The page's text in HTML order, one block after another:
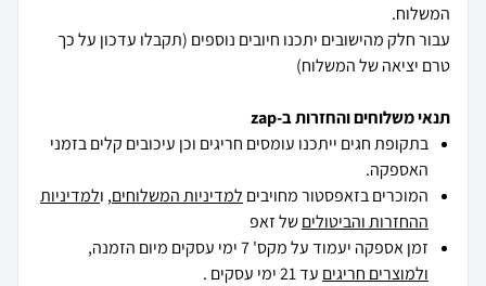
עבור חלק מהישובים יתכנו חיובים נוספים (תקבלו עדכון על כך
טרם יציאה של המשלוח)
תנאי משלוחים והחזרות ב-zap
בתקופת חגים ייתכנו עומסים חריגים וכן עיכובים קלים בזמני
האספקה.
המוכרים בזאפסטור מחויבים למדיניות המשלוחים, ולמדיניות
ההחזרות והביטוליםשל זאפ
זמן אספקה יעמוד על מקס' 7 ימי עסקים מיום הזמנה,
ולמוצרים חריגים עד 21 ימי עסקים .